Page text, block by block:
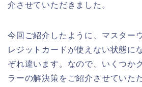
介させていただきました。
今回ご紹介したように、マスター
レジットカードが使えない状態に
ぞれ違います。なので、いくつか
ラーの解決策をご紹介させていた